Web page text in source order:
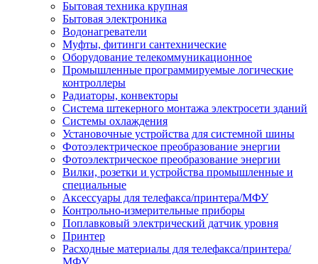
Бытовая техника крупная
Бытовая электроника
Водонагреватели
Муфты, фитинги сантехнические
Оборудование телекоммуникационное
Промышленные программируемые логические
контроллеры
Радиаторы, конвекторы
Система штекерного монтажа электросети зданий
Системы охлаждения
Установочные устройства для системной шины
Фотоэлектрическое преобразование энергии
Фотоэлектрическое преобразование энергии
Вилки, розетки и устройства промышленные и
специальные
Аксессуары для телефакса/принтера/МФУ
Контрольно-измерительные приборы
Поплавковый электрический датчик уровня
Принтер
Расходные материалы для телефакса/принтера/
МФУ